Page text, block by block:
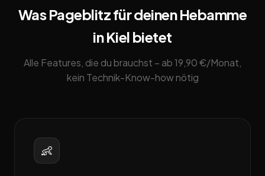
Was Pageblitz für deinen Hebamme
in Kiel bietet
Alle Features, die du brauchst – ab 19,90 €/Monat,
kein Technik-Know-how nötig
👶